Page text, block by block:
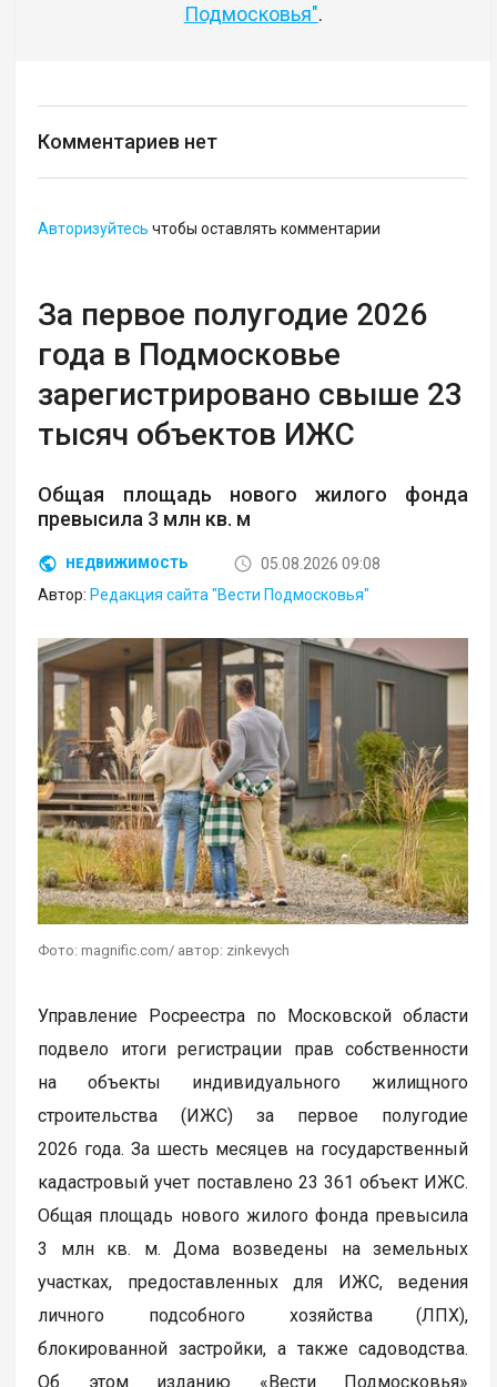
Подмосковья".
Комментариев нет
Авторизуйтесь чтобы оставлять комментарии
За первое полугодие 2026
года в Подмосковье
зарегистрировано свыше 23
тысяч объектов ИЖС
Общая площадь нового жилого фонда
превысила 3 млн кв. м
НЕДВИЖИМОСТЬ
05.08.2026 09:08
Автор: Редакция сайта "Вести Подмосковья"
Фото: magnific.com/ автор: zinkevych
Управление Росреестра по Московской области
подвело итоги регистрации прав собственности
на объекты индивидуального жилищного
строительства (ИЖС) за первое полугодие
2026 года. За шесть месяцев на государственный
кадастровый учет поставлено 23 361 объект ИЖС.
Общая площадь нового жилого фонда превысила
3 млн кв. м. Дома возведены на земельных
участках, предоставленных для ИЖС, ведения
личного подсобного хозяйства (ЛПХ),
блокированной застройки, а также садоводства.
Об этом изданию «Вести Подмосковья»